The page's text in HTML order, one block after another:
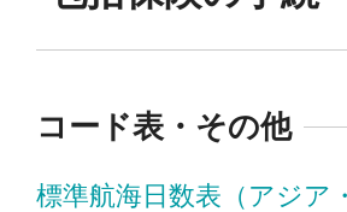
コード表・その他
標準航海日数表（アジア